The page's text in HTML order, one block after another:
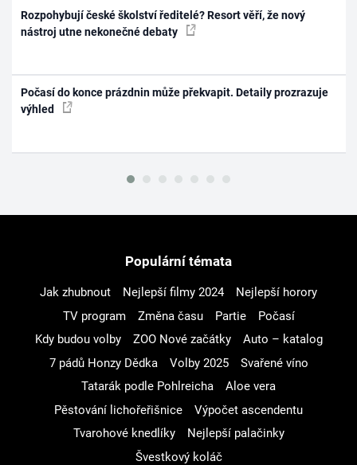
Rozpohybují české školství ředitelé? Resort věří, že nový
nástroj utne nekonečné debaty
Počasí do konce prázdnin může překvapit. Detaily prozrazuje
výhled
Populární témata
Jak zhubnout Nejlepší filmy 2024
Nejlepší horory
TV program
Změna času Partie
Počasí
Kdy budou volby
ZOO Nové začátky
Auto – katalog
7 pádů Honzy Dědka
Volby 2025
Svařené víno
Tatarák podle Pohlreicha
Aloe vera
Pěstování lichořeřišnice
Výpočet ascendentu
Tvarohové knedlíky
Nejlepší palačinky
Švestkový koláč